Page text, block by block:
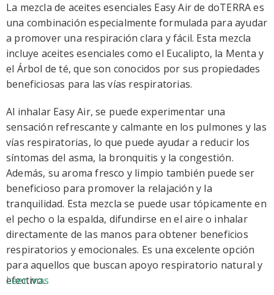
La mezcla de aceites esenciales Easy Air de doTERRA es
una combinación especialmente formulada para ayudar
a promover una respiración clara y fácil. Esta mezcla
incluye aceites esenciales como el Eucalipto, la Menta y
el Árbol de té, que son conocidos por sus propiedades
beneficiosas para las vías respiratorias.
Al inhalar Easy Air, se puede experimentar una
sensación refrescante y calmante en los pulmones y las
vías respiratorias, lo que puede ayudar a reducir los
síntomas del asma, la bronquitis y la congestión.
Además, su aroma fresco y limpio también puede ser
beneficioso para promover la relajación y la
tranquilidad. Esta mezcla se puede usar tópicamente en
el pecho o la espalda, difundirse en el aire o inhalar
directamente de las manos para obtener beneficios
respiratorios y emocionales. Es una excelente opción
para aquellos que buscan apoyo respiratorio natural y
efectivo.
Leer mas